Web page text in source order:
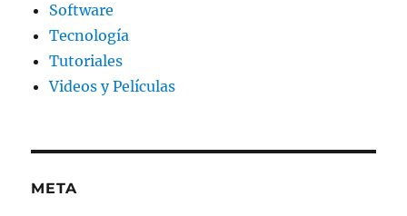
Software
Tecnología
Tutoriales
Videos y Películas
META